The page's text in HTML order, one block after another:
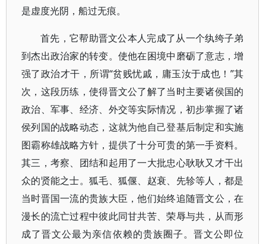
是虚度光阴，船过无痕。
首先，它帮助晋文公本人完成了从一个纨绔子弟
到杰出政治家的转变。使他在困境中磨砺了意志，增
强了政治才干，所谓“贫贱忧戚，庸玉汝于成也！”其
次，这段历练，使得晋文公了解了当时主要诸侯国的
政治、军事、经济、外交等实际情况，初步掌握了诸
侯列国的战略动态，这就为他自己登基后制定和实施
图霸称雄战略方针，提供了十分可贵的第一手资料。
其三，考察、团结和起用了一大批忠心耿耿又才干出
众的贤能之士。狐毛、狐偃、赵衰、先轸等人，都是
当时晋国一流的贵族大臣，他们始终追随晋文公，在
漫长的流亡过程中彼此同甘共苦、荣辱与共，从而形
成了晋文公最为亲信依赖的贵族圈子。晋文公即位